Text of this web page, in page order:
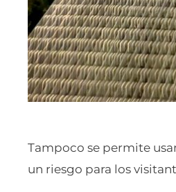
Tampoco se permite
un riesgo para los